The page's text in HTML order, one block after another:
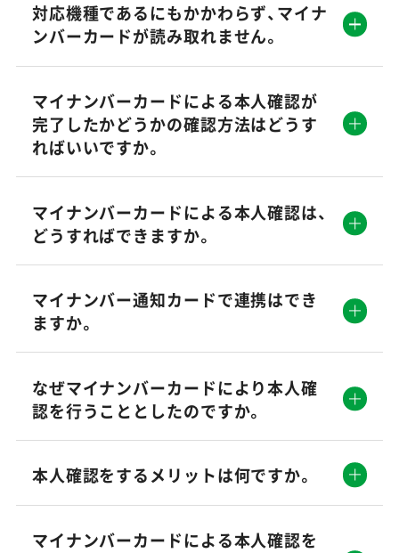
対応機種であるにもかかわらず、マイナ
ンバーカードが読み取れません。
マイナンバーカードによる本人確認が
完了したかどうかの確認方法はどうす
ればいいですか。
マイナンバーカードによる本人確認は、
どうすればできますか。
マイナンバー通知カードで連携はでき
ますか。
なぜマイナンバーカードにより本人確
認を行うこととしたのですか。
本人確認をするメリットは何ですか。
マイナンバーカードによる本人確認を